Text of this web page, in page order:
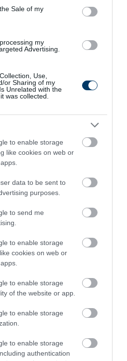
Sale of my
my
Advertising.
Use,
or Sharing of my
Unrelated with the
was collected.
to enable storage
like cookies on web or
data to be sent to
purposes.
to send me
to enable storage
cookies on web or
to enable storage
of the website or app.
to enable storage
to enable storage
authentication
Falls Off After The First